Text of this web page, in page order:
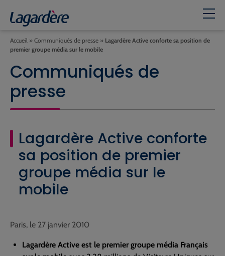
Accueil » Communiqués de presse » Lagardère Active conforte sa position de
premier groupe média sur le mobile
Communiqués de
presse
Lagardère Active conforte
sa position de premier
groupe média sur le
mobile
Paris, le 27 janvier 2010
Lagardère Active est le premier groupe média Français